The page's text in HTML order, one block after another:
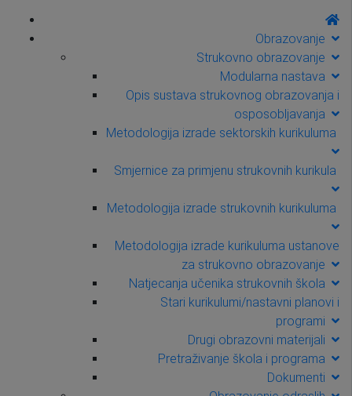
Obrazovanje
Strukovno obrazovanje
Modularna nastava
Opis sustava strukovnog obrazovanja i
osposobljavanja
Metodologija izrade sektorskih kurikuluma
Smjernice za primjenu strukovnih kurikula
Metodologija izrade strukovnih kurikuluma
Metodologija izrade kurikuluma ustanove
za strukovno obrazovanje
Natjecanja učenika strukovnih škola
Stari kurikulumi/nastavni planovi i
programi
Drugi obrazovni materijali
Pretraživanje škola i programa
Dokumenti